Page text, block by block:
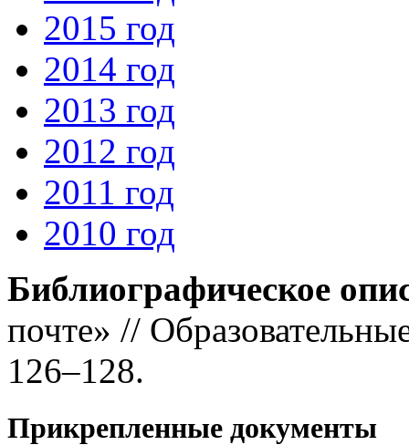
2015 год
2014 год
2013 год
2012 год
2011 год
2010 год
Библиографическое
почте» //
126–128.
Прикрепленные документы